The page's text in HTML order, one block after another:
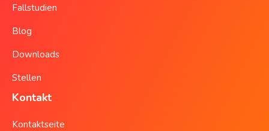
Fallstudien
Blog
Downloads
Stellen
Kontakt
Kontaktseite